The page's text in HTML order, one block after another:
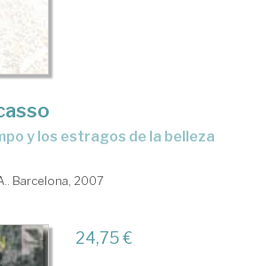
y los estragos de la belleza
Barcelona, 2007
24,75 €